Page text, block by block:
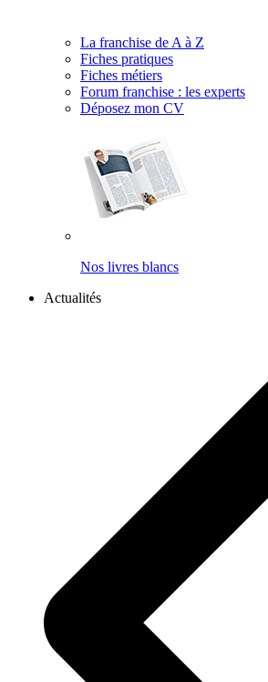
La franchise de A à Z
Fiches pratiques
Fiches métiers
Forum franchise : les experts
Déposez mon CV
Nos livres blancs
Actualités